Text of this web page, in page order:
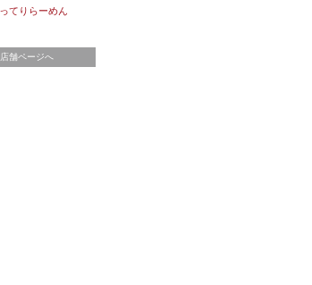
てりらーめん
店舗ページへ